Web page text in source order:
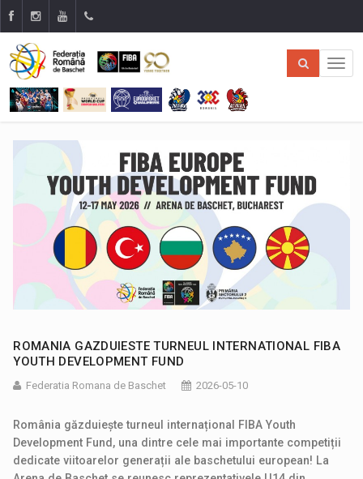
ROMANIA GAZDUIESTE TURNEUL INTERNATIONAL FIBA
YOUTH DEVELOPMENT FUND
Federatia Romana de Baschet 2026-05-10
România găzduiește turneul internațional FIBA Youth
Development Fund, una dintre cele mai importante competiții
dedicate viitoarelor generații ale baschetului european! La